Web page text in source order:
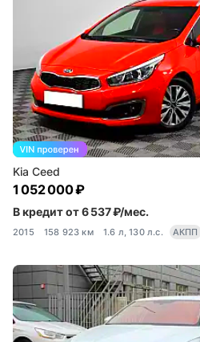
Kia Ceed
1 052 000 ₽
В кредит от 6 537 ₽/мес.
2015 158 923 км 1.6 л, 130 л.с. АКПП